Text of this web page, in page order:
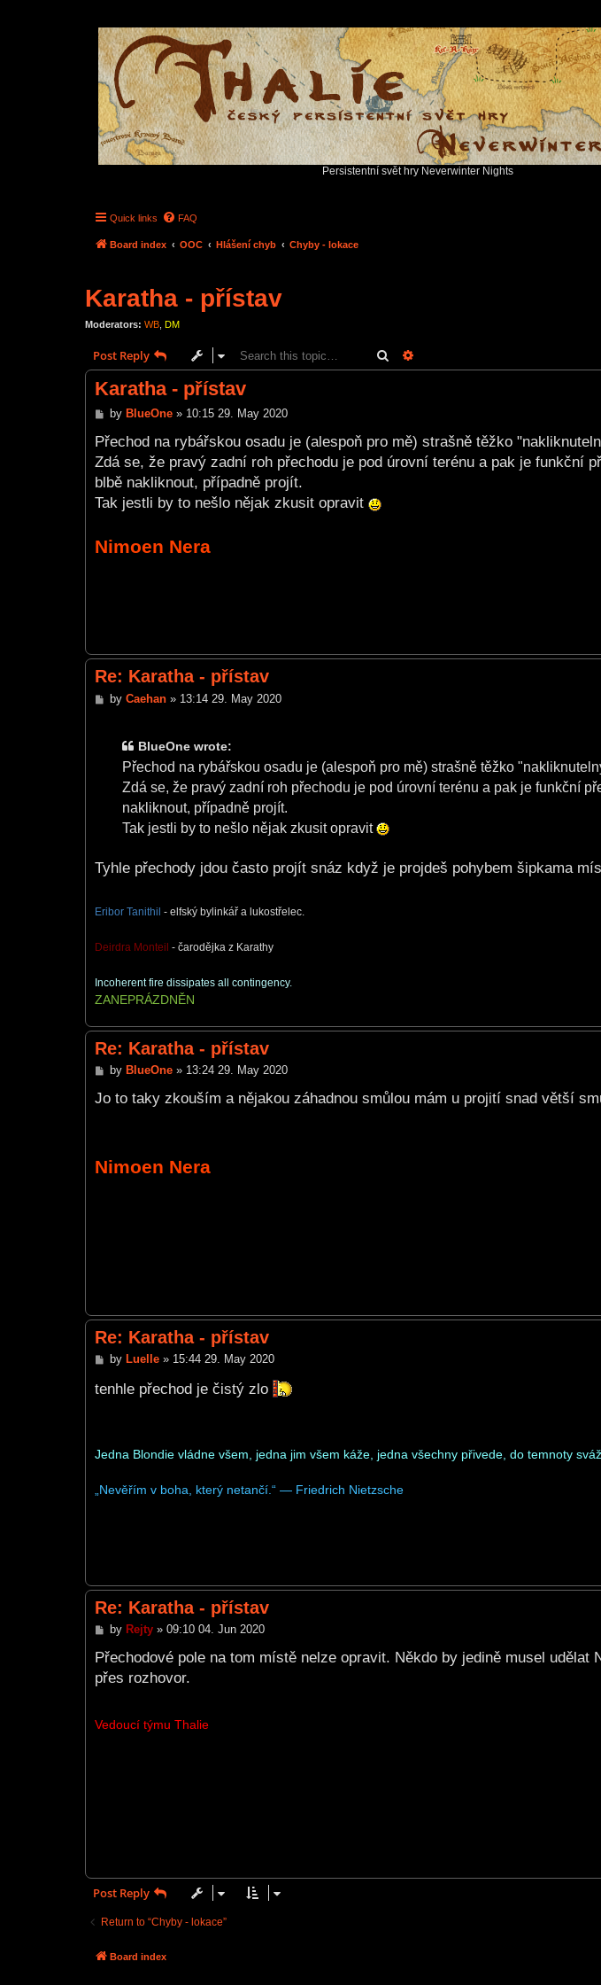
Persistentní svět hry Neverwinter Nights
Quick links FAQ
Board index OOC Hlášení chyb Chyby - lokace
Karatha - přístav
Moderators: WB DM
Post Reply Search
Karatha - přístav
P
s
by BlueOne» 10:15 29. May 2020
Přechod na rybářskou osadu je (alespoň pro mě) strašně těžko
Zdá se, že pravý zadní roh přechodu je pod úrovní terénu a pak je funkční
blbě nakliknout, případně projít.
Tak jestli by to nešlo nějak zkusit opravit
Nimoen Nera
Re: Karatha - přístav
Pby Caehan» 13:14 29. May 2020
BlueOne wrote:
Přechod na rybářskou osadu je (alespoň pro mě) strašně těžko
Zdá se, že pravý zadní roh přechodu je pod úrovní terénu a pak je funkční
nakliknout, případně projít.
Tak jestli by to nešlo nějak zkusit opravit
Tyhle přechody jdou často projít snáz když je projdeš pohybem šipkama
Eribor Tanithil - elfský bylinkář a lukostřelec.
Deirdra Monteil - čarodějka z Karathy
Incoherent fire dissipates all contingency.
ZANEPRÁZDNĚN
Re: Karatha - přístav
P
s
by BlueOne» 13:24 29. May 2020
Jo to taky zkouším a nějakou záhadnou smůlou mám u projití snad větší
Nimoen Nera
Re: Karatha - přístav
P
s
t
by Luelle» 15:44 29. May 2020
tenhle přechod je čistý zlo
Jedna Blondie vládne všem, jedna jim všem káže, jedna všechny přivede, do temnoty
„Nevěřím v boha, který netančí.“ — Friedrich Nietzsche
Re: Karatha - přístav
P
s
t
by Rejty» 09:10 04. Jun 2020
Přechodové pole na tom místě nelze opravit. Někdo by jedině musel
přes rozhovor.
Vedoucí týmu Thalie
Post Reply
Return to “Chyby - lokace”
Board index